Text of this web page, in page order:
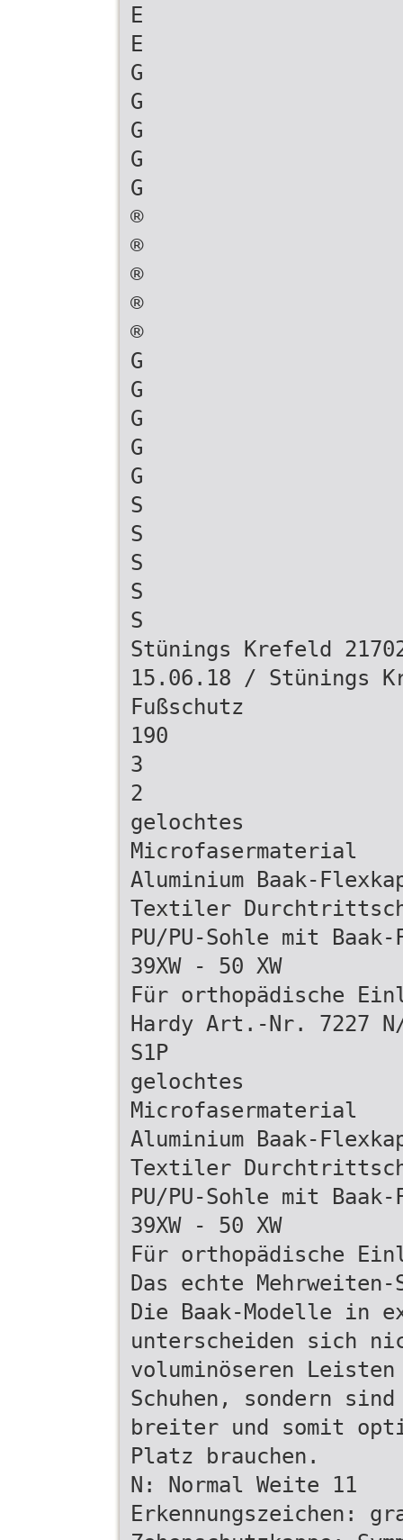
E
E
G
G
G
G
G
®
®
®
®
®
G
G
G
G
G
S
S
S
S
S
Stünings Krefeld
15.06.18 / Stünings
Fußschutz
190
3
2
gelochtes
Microfasermaterial
Aluminium Baak-
Textiler
PU/PU-Sohle mit
39XW - 50 XW
Für orthopädische
Hardy Art.-Nr. 7227 N/
S1P
gelochtes
Microfasermaterial
Aluminium Baak-
Textiler
PU/PU-Sohle mit
39XW - 50 XW
Für orthopädische
Das echte Mehrweiten-
Die Baak-Modelle in
unterscheiden sich
voluminöseren
Schuhen, sondern
breiter und somit
Platz brauchen.
N: Normal Weite 11
Erkennungszeichen: